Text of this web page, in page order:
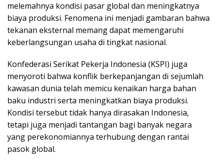
melemahnya kondisi pasar global dan meningkatnya
biaya produksi. Fenomena ini menjadi gambaran bahwa
tekanan eksternal memang dapat memengaruhi
keberlangsungan usaha di tingkat nasional.
Konfederasi Serikat Pekerja Indonesia (KSPI) juga
menyoroti bahwa konflik berkepanjangan di sejumlah
kawasan dunia telah memicu kenaikan harga bahan
baku industri serta meningkatkan biaya produksi.
Kondisi tersebut tidak hanya dirasakan Indonesia,
tetapi juga menjadi tantangan bagi banyak negara
yang perekonomiannya terhubung dengan rantai
pasok global.